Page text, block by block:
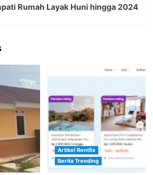
Rumah Layak Huni hingga 2024
Artikel Rentfix
Berita Trending